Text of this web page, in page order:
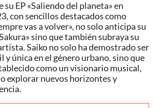
su EP «Saliendo del planeta» en
con sencillos destacados como
vas a volver», no solo anticipa su
sino que también subraya su
Saiko no solo ha demostrado ser
y única en el género urbano, sino que
como un visionario musical,
explorar nuevos horizontes y